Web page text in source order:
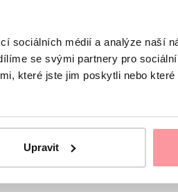
sociálních médií a analýze naší
se svými partnery pro
které jste jim poskytli nebo
Upravit